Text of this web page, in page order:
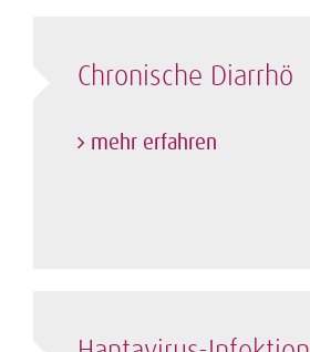
Chronische Diarrhö
mehr erfahren